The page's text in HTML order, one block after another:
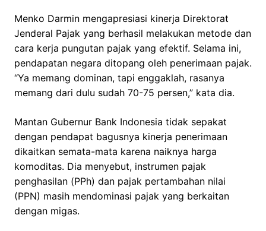
Menko Darmin mengapresiasi kinerja Direktorat
Jenderal Pajak yang berhasil melakukan metode dan
cara kerja pungutan pajak yang efektif. Selama ini,
pendapatan negara ditopang oleh penerimaan pajak.
“Ya memang dominan, tapi enggaklah, rasanya
memang dari dulu sudah 70-75 persen,” kata dia.
Mantan Gubernur Bank Indonesia tidak sepakat
dengan pendapat bagusnya kinerja penerimaan
dikaitkan semata-mata karena naiknya harga
komoditas. Dia menyebut, instrumen pajak
penghasilan (PPh) dan pajak pertambahan nilai
(PPN) masih mendominasi pajak yang berkaitan
dengan migas.